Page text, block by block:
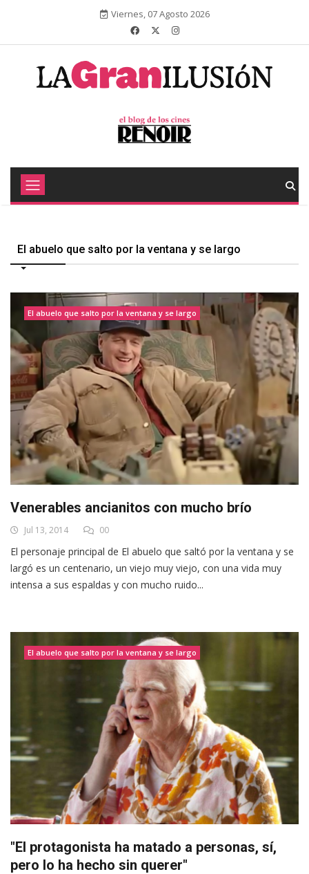
Viernes, 07 Agosto 2026
El abuelo que salto por la ventana y se largo
El abuelo que salto por la ventana y se largo
Venerables ancianitos con mucho brío
Jul 13, 2014 00
El personaje principal de El abuelo que saltó por la ventana y se
largó es un centenario, un viejo muy viejo, con una vida muy
intensa a sus espaldas y con mucho ruido...
El abuelo que salto por la ventana y se largo
"El protagonista ha matado a personas, sí,
pero lo ha hecho sin querer"